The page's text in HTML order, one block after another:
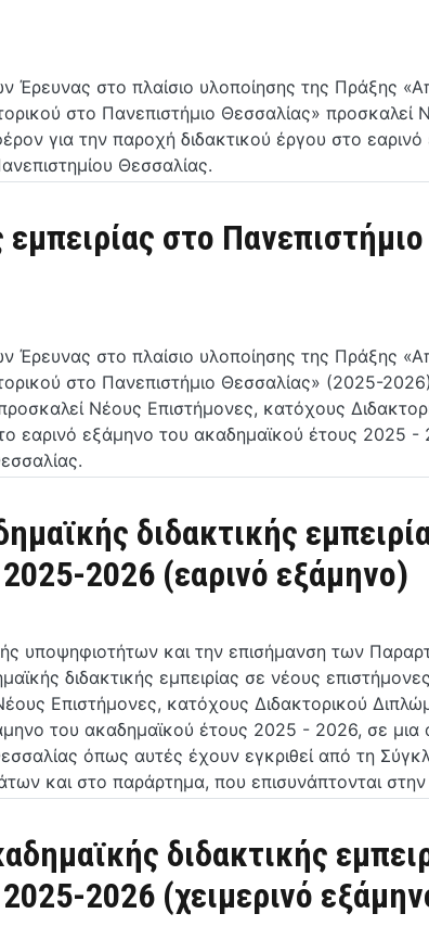
Έρευνας στο πλαίσιο υλοποίησης της Πράξης
στο Πανεπιστήμιο Θεσσαλίας»
για την παροχή διδακτικού έργου στο
Θεσσαλίας.
στο
Έρευνας στο πλαίσιο υλοποίησης της Πράξης
στο Πανεπιστήμιο Θεσσαλίας» (2025-
Νέους Επιστήμονες, κατόχους
εαρινό εξάμηνο του ακαδημαϊκού έτους 2025 -
διδακτικής
2026 (εαρινό εξάμηνο)
και την επισήμανση των
διδακτικής εμπειρίας σε νέους
Επιστήμονες, κατόχους Διδακτορικού
του ακαδημαϊκού έτους 2025 - 2026, σε μια
όπως αυτές έχουν εγκριθεί από τη
και στο παράρτημα, που επισυνάπτονται
διδακτικής
2026 (χειμερινό